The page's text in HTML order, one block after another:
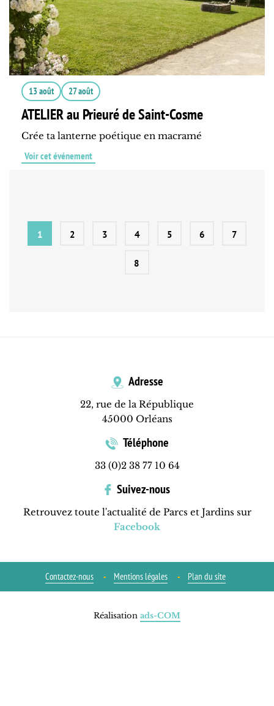
13 août 27 août
ATELIER au Prieuré de Saint-Cosme
Crée ta lanterne poétique en macramé
Voir cet événement
1 2 3 4 5 6 7
8
Adresse
22, rue de la République
45000 Orléans
Téléphone
33 (0)2 38 77 10 64
Suivez-nous
Retrouvez toute l'actualité de Parcs et Jardins sur
Facebook
Contactez-nous Mentions légales Plan du site
Réalisation ads-COM